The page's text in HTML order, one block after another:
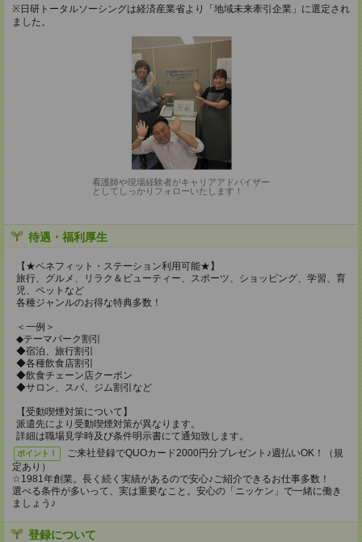
※日研トータルソーシングは経済産業省より「地域未来牽引企業」に選定され
ました。
看護師や現場経験者がキャリアアドバイザー
としてしっかりフォローいたします！
待遇・福利厚生
【★ベネフィット・ステーション利用可能★】
旅行、グルメ、リラク＆ビューティー、スポーツ、ショッピング、学習、育
児、ペットなど
各種ジャンルのお得な特典多数！
＜一例＞
◆テーマパーク割引
◆宿泊、旅行割引
◆各種飲食店割引
◆飲食チェーン店クーポン
◆サロン、スパ、ジム割引など
【受動喫煙対策について】
派遣先により受動喫煙対策が異なります。
詳細は職場見学時及び条件明示書にて通知致します。
ポイント！
ご来社登録でQUOカード2000円分プレゼント♪週払いOK！（規
定あり）
☆1981年創業。長く続く実績があるので安心♪ご紹介できるお仕事多数！
選べる条件が多いって、実は重要なこと。安心の「ニッケン」で一緒に働き
ましょう♪
登録について